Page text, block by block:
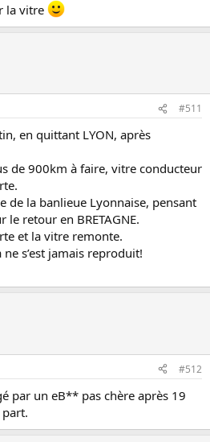
la vitre
#511
en quittant LYON, après
de 900km à faire, vitre conducteur
de la banlieue Lyonnaise, pensant
retour en BRETAGNE.
et la vitre remonte.
s’est jamais reproduit!
#512
par un eB** pas chère après 19